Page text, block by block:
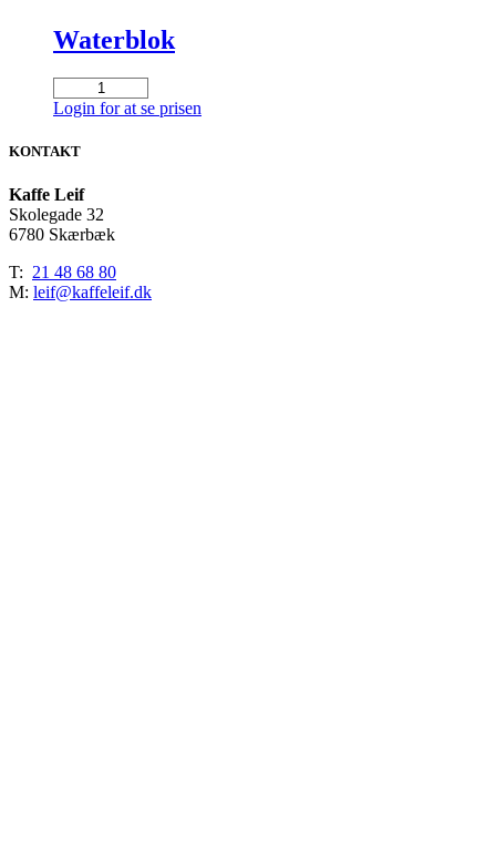
Waterblok
Waterblok
antal
Login for at se prisen
KONTAKT
Kaffe Leif
Skolegade 32
6780 Skærbæk
T: 21 48 68 80
M: leif@kaffeleif.dk